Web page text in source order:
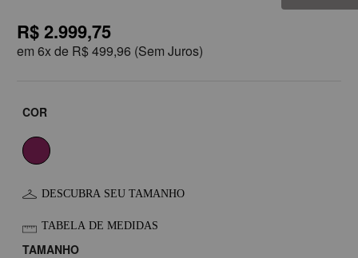
R$ 2.999,75
em 6x de R$ 499,96 (Sem Juros)
COR
DESCUBRA SEU TAMANHO
TABELA DE MEDIDAS
TAMANHO